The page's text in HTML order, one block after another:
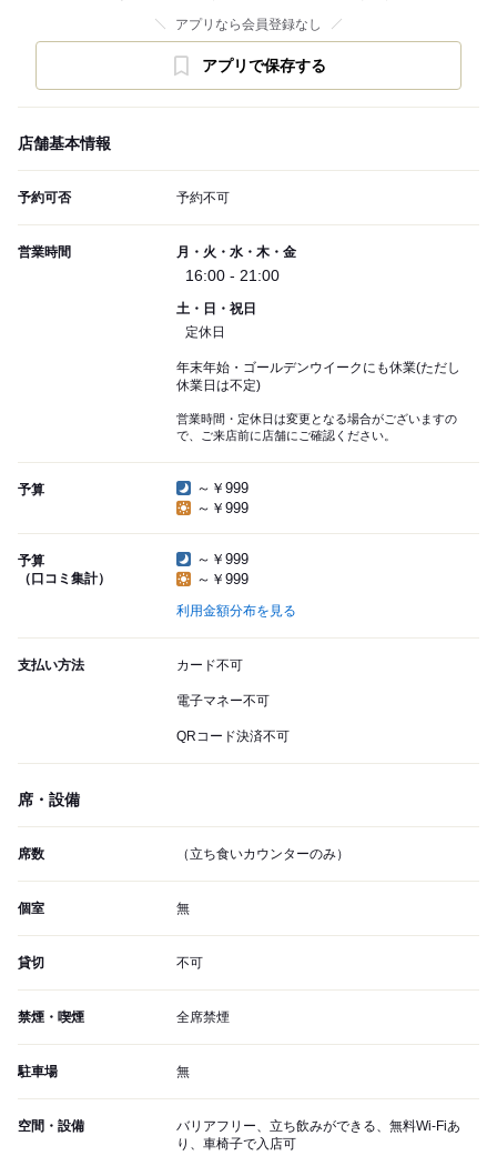
アプリなら会員登録なし
アプリで保存する
店舗基本情報
予約可否 予約不可
営業時間 月・火・水・木・金
16:00 - 21:00
土・日・祝日
定休日
年末年始・ゴールデンウイークにも休業(ただし
休業日は不定)
営業時間・定休日は変更となる場合がございますの
で、ご来店前に店舗にご確認ください。
予算
～￥999
～￥999
予算
（口コミ集計）
～￥999
～￥999
利用金額分布を見る
支払い方法 カード不可
電子マネー不可
QRコード決済不可
席・設備
席数 （立ち食いカウンターのみ）
個室 無
貸切 不可
禁煙・喫煙 全席禁煙
駐車場 無
空間・設備
バリアフリー、立ち飲みができる、無料Wi-Fiあ
り、車椅子で入店可